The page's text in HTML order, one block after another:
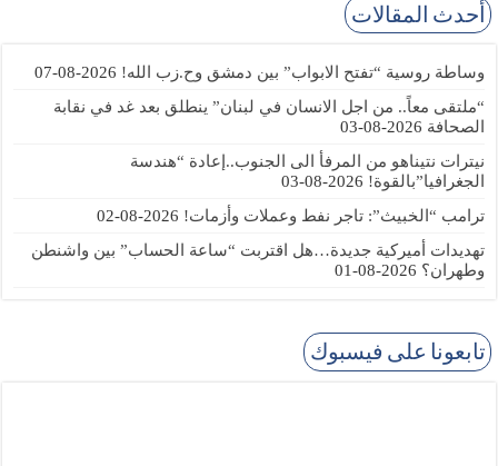
أحدث المقالات
وساطة روسية “تفتح الابواب” بين دمشق وح.زب الله! 2026-08-07
“ملتقى معاً.. من اجل الانسان في لبنان” ينطلق بعد غد في نقابة
الصحافة 2026-08-03
نيترات نتيناهو من المرفأ الى الجنوب..إعادة “هندسة
الجغرافيا”بالقوة! 2026-08-03
ترامب “الخبيث”: تاجر نفط وعملات وأزمات! 2026-08-02
تهديدات أميركية جديدة…هل اقتربت “ساعة الحساب” بين واشنطن
وطهران؟ 2026-08-01
تابعونا على فيسبوك